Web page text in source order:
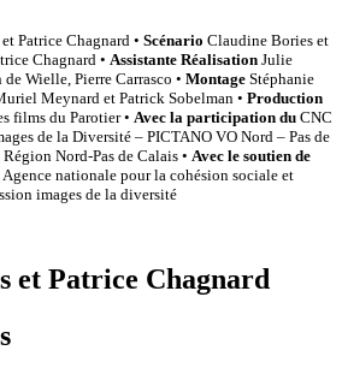
Patrice Chagnard • Scénario Claudine Bories et
Chagnard • Assistante Réalisation Julie
Wielle, Pierre Carrasco • Montage Stéphanie
Meynard et Patrick Sobelman • Production
films du Parotier • Avec la participation du CNC
de la Diversité – PICTANO VO Nord – Pas de
Région Nord-Pas de Calais • Avec le soutien de
nationale pour la cohésion sociale et
images de la diversité
et Patrice Chagnard